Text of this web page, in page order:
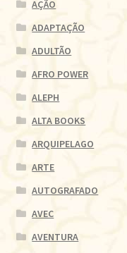
AÇÃO
ADAPTAÇÃO
ADULTÃO
AFRO POWER
ALEPH
ALTA BOOKS
ARQUIPELAGO
ARTE
AUTOGRAFADO
AVEC
AVENTURA